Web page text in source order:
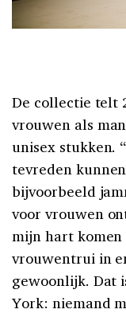
De collectie telt
vrouwen als
unisex stukken.
tevreden
bijvoorbeeld
voor vrouwen
mijn hart komen
vrouwentrui in
gewoonlijk. Dat
York: niemand